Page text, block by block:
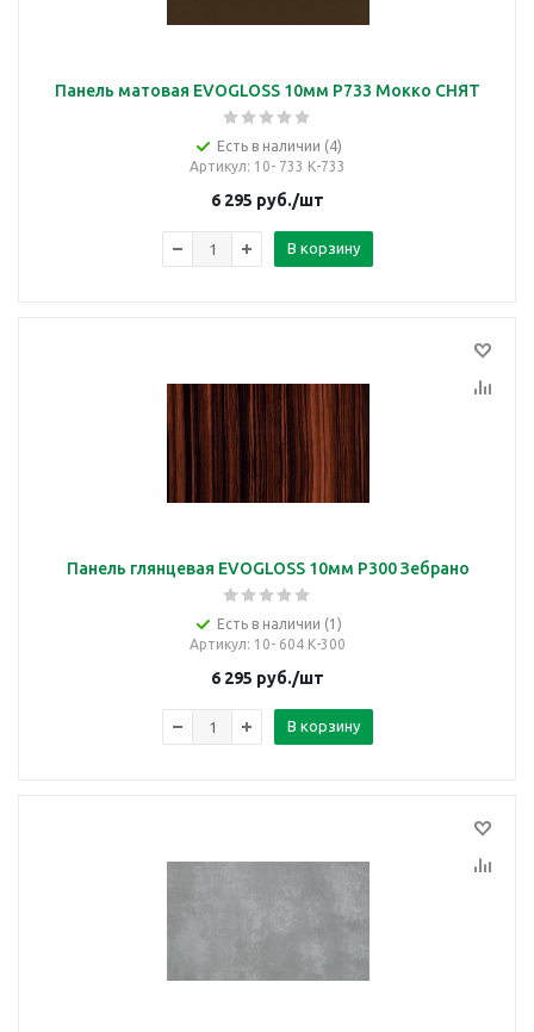
Панель матовая EVOGLOSS 10мм P733 Мокко СНЯТ
Есть в наличии (4)
Артикул: 10- 733 К-733
6 295 руб./шт
В корзину
Панель глянцевая EVOGLOSS 10мм P300 Зебрано
Есть в наличии (1)
Артикул: 10- 604 К-300
6 295 руб./шт
В корзину